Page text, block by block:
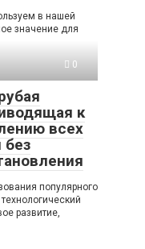
в нашей
значение для
0
к
всех
без
популярного
развитие,